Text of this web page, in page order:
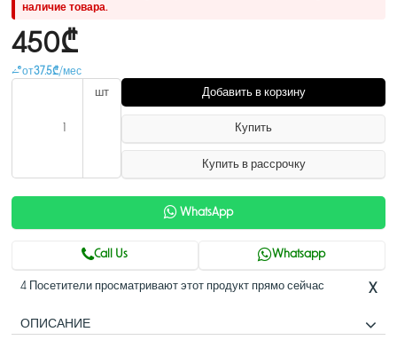
наличие товара.
450₾
от37.5₾/мес
шт Добавить в корзину
Купить
Купить в рассрочку
WhatsApp
Call Us Whatsapp
X
4 Посетители просматривают этот продукт прямо сейчас
ОПИСАНИЕ